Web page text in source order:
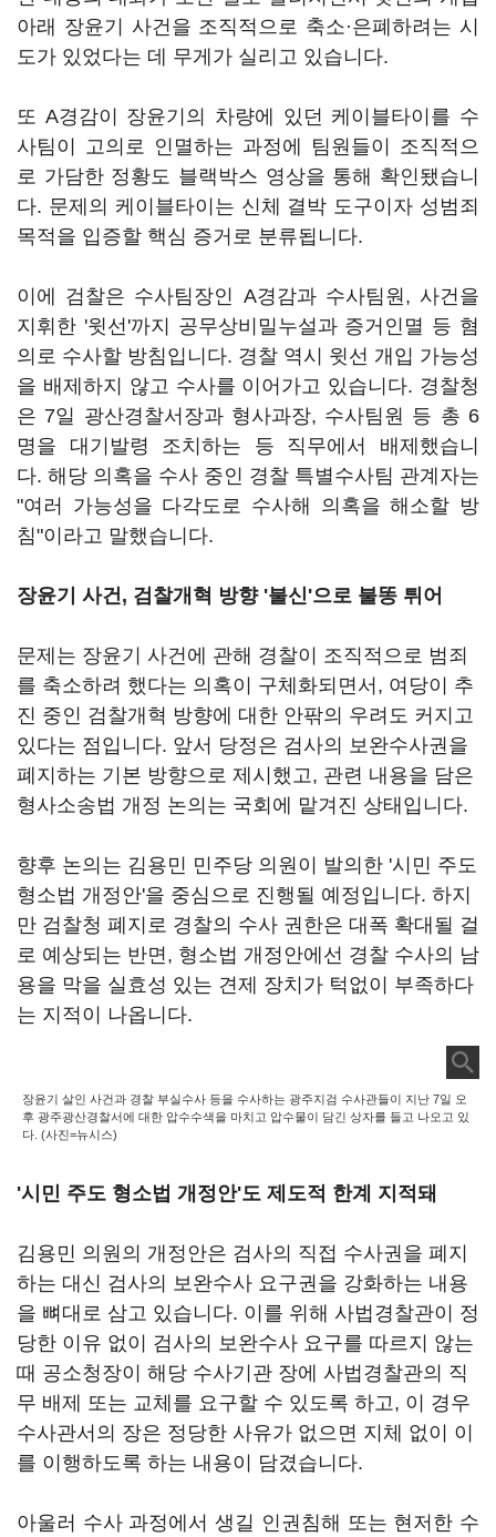
아래 장윤기 사건을 조직적으로 축소·은폐하려는 시
도가 있었다는 데 무게가 실리고 있습니다.
또 A경감이 장윤기의 차량에 있던 케이블타이를 수
사팀이 고의로 인멸하는 과정에 팀원들이 조직적으
로 가담한 정황도 블랙박스 영상을 통해 확인됐습니
다. 문제의 케이블타이는 신체 결박 도구이자 성범죄
목적을 입증할 핵심 증거로 분류됩니다.
이에 검찰은 수사팀장인 A경감과 수사팀원, 사건을
지휘한 '윗선'까지 공무상비밀누설과 증거인멸 등 혐
의로 수사할 방침입니다. 경찰 역시 윗선 개입 가능성
을 배제하지 않고 수사를 이어가고 있습니다. 경찰청
은 7일 광산경찰서장과 형사과장, 수사팀원 등 총 6
명을 대기발령 조치하는 등 직무에서 배제했습니
다. 해당 의혹을 수사 중인 경찰 특별수사팀 관계자는
"여러 가능성을 다각도로 수사해 의혹을 해소할 방
침"이라고 말했습니다.
장윤기 사건, 검찰개혁 방향 '불신'으로 불똥 튀어
문제는 장윤기 사건에 관해 경찰이 조직적으로 범죄
를 축소하려 했다는 의혹이 구체화되면서, 여당이 추
진 중인 검찰개혁 방향에 대한 안팎의 우려도 커지고
있다는 점입니다. 앞서 당정은 검사의 보완수사권을
폐지하는 기본 방향으로 제시했고, 관련 내용을 담은
형사소송법 개정 논의는 국회에 맡겨진 상태입니다.
향후 논의는 김용민 민주당 의원이 발의한 '시민 주도
형소법 개정안'을 중심으로 진행될 예정입니다. 하지
만 검찰청 폐지로 경찰의 수사 권한은 대폭 확대될 걸
로 예상되는 반면, 형소법 개정안에선 경찰 수사의 남
용을 막을 실효성 있는 견제 장치가 턱없이 부족하다
는 지적이 나옵니다.
장윤기 살인 사건과 경찰 부실수사 등을 수사하는 광주지검 수사관들이 지난 7일 오
후 광주광산경찰서에 대한 압수수색을 마치고 압수물이 담긴 상자를 들고 나오고 있
다. (사진=뉴시스)
'시민 주도 형소법 개정안'도 제도적 한계 지적돼
김용민 의원의 개정안은 검사의 직접 수사권을 폐지
하는 대신 검사의 보완수사 요구권을 강화하는 내용
을 뼈대로 삼고 있습니다. 이를 위해 사법경찰관이 정
당한 이유 없이 검사의 보완수사 요구를 따르지 않는
때 공소청장이 해당 수사기관 장에 사법경찰관의 직
무 배제 또는 교체를 요구할 수 있도록 하고, 이 경우
수사관서의 장은 정당한 사유가 없으면 지체 없이 이
를 이행하도록 하는 내용이 담겼습니다.
아울러 수사 과정에서 생길 인권침해 또는 현저한 수